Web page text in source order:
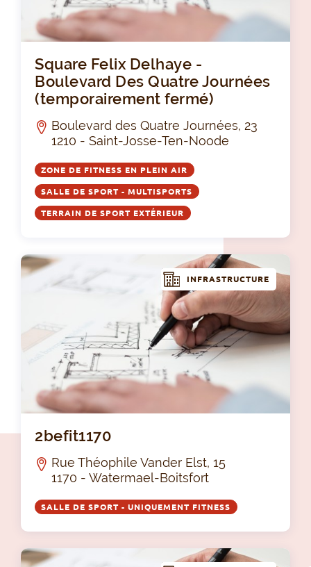
Square Felix Delhaye -
Boulevard Des Quatre Journées
(temporairement fermé)
Boulevard des Quatre Journées, 23
1210 - Saint-Josse-Ten-Noode
ZONE DE FITNESS EN PLEIN AIR
SALLE DE SPORT - MULTISPORTS
TERRAIN DE SPORT EXTÉRIEUR
INFRASTRUCTURE
2befit1170
Rue Théophile Vander Elst, 15
1170 - Watermael-Boitsfort
SALLE DE SPORT - UNIQUEMENT FITNESS